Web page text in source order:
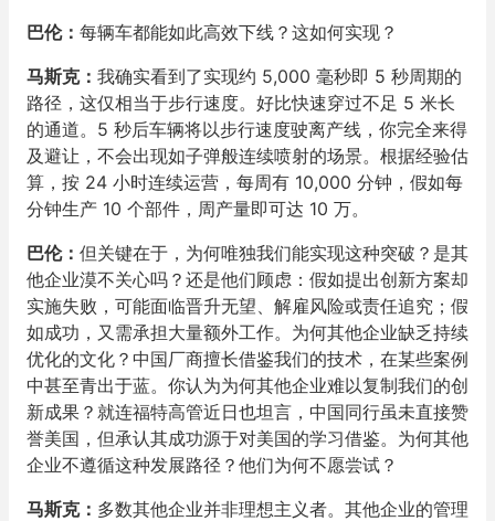
巴伦： 每辆车都能如此高效下线？这如何实现？
马斯克： 我确实看到了实现约 5,000 毫秒即 5 秒周期的
路径，这仅相当于步行速度。好比快速穿过不足 5 米长
的通道。5 秒后车辆将以步行速度驶离产线，你完全来得
及避让，不会出现如子弹般连续喷射的场景。根据经验估
算，按 24 小时连续运营，每周有 10,000 分钟，假如每
分钟生产 10 个部件，周产量即可达 10 万。
巴伦： 但关键在于，为何唯独我们能实现这种突破？是其
他企业漠不关心吗？还是他们顾虑：假如提出创新方案却
实施失败，可能面临晋升无望、解雇风险或责任追究；假
如成功，又需承担大量额外工作。为何其他企业缺乏持续
优化的文化？中国厂商擅长借鉴我们的技术，在某些案例
中甚至青出于蓝。你认为为何其他企业难以复制我们的创
新成果？就连福特高管近日也坦言，中国同行虽未直接赞
誉美国，但承认其成功源于对美国的学习借鉴。为何其他
企业不遵循这种发展路径？他们为何不愿尝试？
马斯克： 多数其他企业并非理想主义者。其他企业的管理